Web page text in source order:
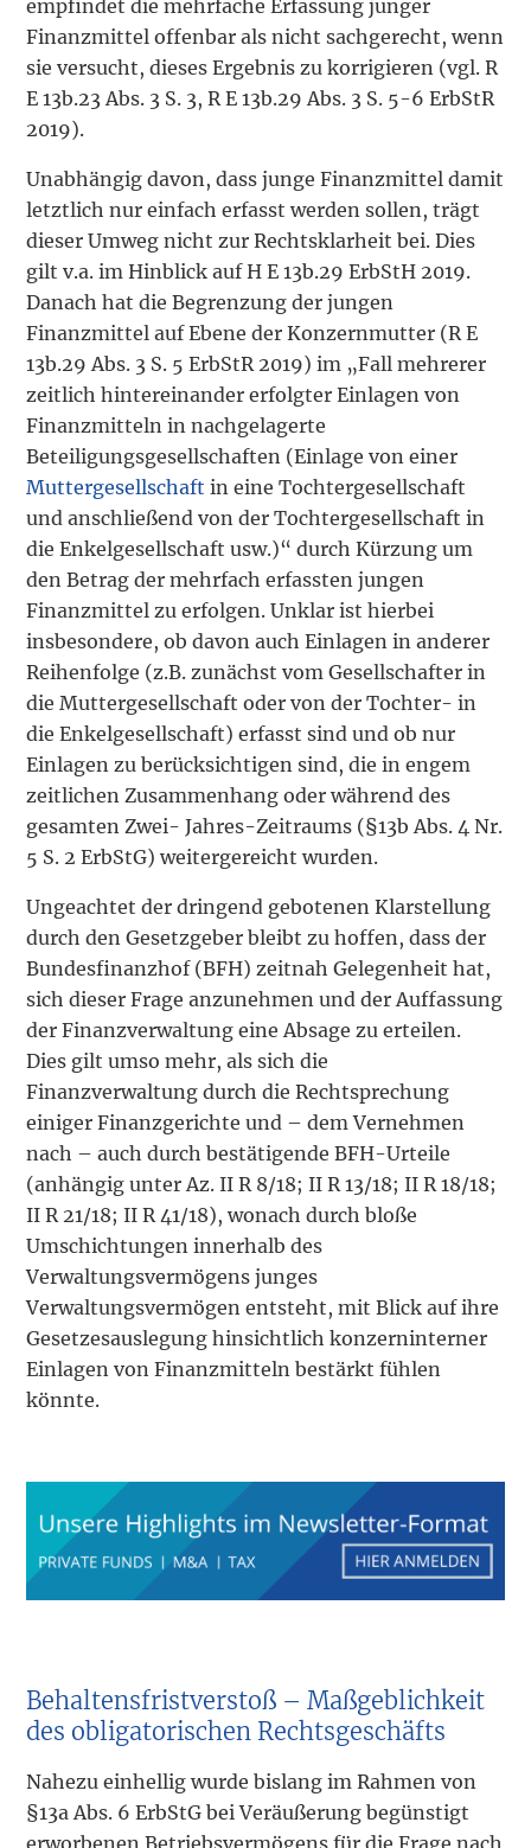
empfindet die mehrfache Erfassung junger
Finanzmittel offenbar als nicht sachgerecht, wenn
sie versucht, dieses Ergebnis zu korrigieren (vgl. R
E 13b.23 Abs. 3 S. 3, R E 13b.29 Abs. 3 S. 5-6 ErbStR
2019).
Unabhängig davon, dass junge Finanzmittel damit
letztlich nur einfach erfasst werden sollen, trägt
dieser Umweg nicht zur Rechtsklarheit bei. Dies
gilt v.a. im Hinblick auf H E 13b.29 ErbStH 2019.
Danach hat die Begrenzung der jungen
Finanzmittel auf Ebene der Konzernmutter (R E
13b.29 Abs. 3 S. 5 ErbStR 2019) im „Fall mehrerer
zeitlich hintereinander erfolgter Einlagen von
Finanzmitteln in nachgelagerte
Beteiligungsgesellschaften (Einlage von einer
Muttergesellschaft in eine Tochtergesellschaft
und anschließend von der Tochtergesellschaft in
die Enkelgesellschaft usw.)“ durch Kürzung um
den Betrag der mehrfach erfassten jungen
Finanzmittel zu erfolgen. Unklar ist hierbei
insbesondere, ob davon auch Einlagen in anderer
Reihenfolge (z.B. zunächst vom Gesellschafter in
die Muttergesellschaft oder von der Tochter- in
die Enkelgesellschaft) erfasst sind und ob nur
Einlagen zu berücksichtigen sind, die in engem
zeitlichen Zusammenhang oder während des
gesamten Zwei- Jahres-Zeitraums (§13b Abs. 4 Nr.
5 S. 2 ErbStG) weitergereicht wurden.
Ungeachtet der dringend gebotenen Klarstellung
durch den Gesetzgeber bleibt zu hoffen, dass der
Bundesfinanzhof (BFH) zeitnah Gelegenheit hat,
sich dieser Frage anzunehmen und der Auffassung
der Finanzverwaltung eine Absage zu erteilen.
Dies gilt umso mehr, als sich die
Finanzverwaltung durch die Rechtsprechung
einiger Finanzgerichte und – dem Vernehmen
nach – auch durch bestätigende BFH-Urteile
(anhängig unter Az. II R 8/18; II R 13/18; II R 18/18;
II R 21/18; II R 41/18), wonach durch bloße
Umschichtungen innerhalb des
Verwaltungsvermögens junges
Verwaltungsvermögen entsteht, mit Blick auf ihre
Gesetzesauslegung hinsichtlich konzerninterner
Einlagen von Finanzmitteln bestärkt fühlen
könnte.
Behaltensfristverstoß – Maßgeblichkeit
des obligatorischen Rechtsgeschäfts
Nahezu einhellig wurde bislang im Rahmen von
§13a Abs. 6 ErbStG bei Veräußerung begünstigt